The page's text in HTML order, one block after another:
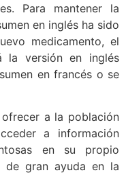
Para mantener la
en inglés ha sido
medicamento, el
la versión en inglés
en francés o se
ofrecer a la población
a información
en su propio
de gran ayuda en la